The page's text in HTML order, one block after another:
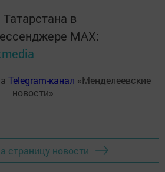
в
MАХ:
Telegram-канал «Менделеевские
новости»
страницу новости